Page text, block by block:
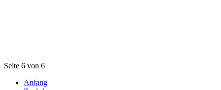
Seite 6 von 6
Anfang